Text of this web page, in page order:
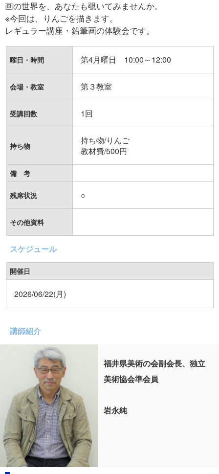
画の世界を、あなたも覗いてみませんか。
※今回は、りんごを描きます。
レギュラー講座・鉛筆画の体験会です。
曜日・時間 第4月曜日 10:00～12:00
会場・教室 第３教室
受講回数 1回
持ち物
持ち物/りんご
教材費/500円
備 考
残席状況 ○
その他資料
スケジュール
開催日
2026/06/22(月)
講師紹介
福井県美術の会副会長、独立
美術協会準会員
岩永純